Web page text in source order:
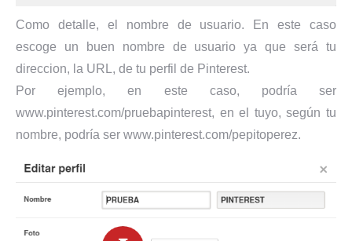
Como detalle, el nombre de usuario. En este caso
escoge un buen nombre de usuario ya que será tu
direccion, la URL, de tu perfil de Pinterest.
Por ejemplo, en este caso, podría ser
www.pinterest.com/pruebapinterest, en el tuyo, según tu
nombre, podría ser www.pinterest.com/pepitoperez.